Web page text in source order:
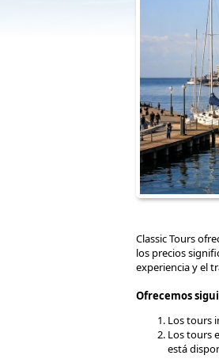
Classic Tours
los precios
experiencia y el
Ofrecemos
Los tours
Los tours
está